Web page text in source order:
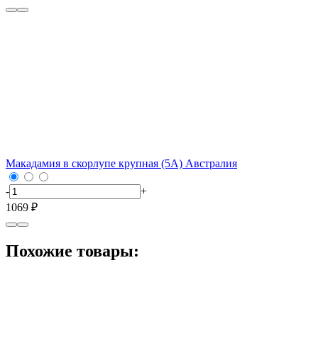
Макадамия в скорлупе крупная (5А) Австралия
-
+
1069 ₽
Похожие товары: